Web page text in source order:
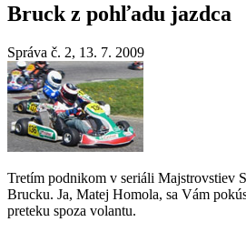
Bruck z pohľadu jazdca
Správa č. 2, 13. 7. 2009
Tretím podnikom v seriáli Majstrovstiev
Brucku. Ja, Matej Homola, sa Vám
preteku spoza volantu.